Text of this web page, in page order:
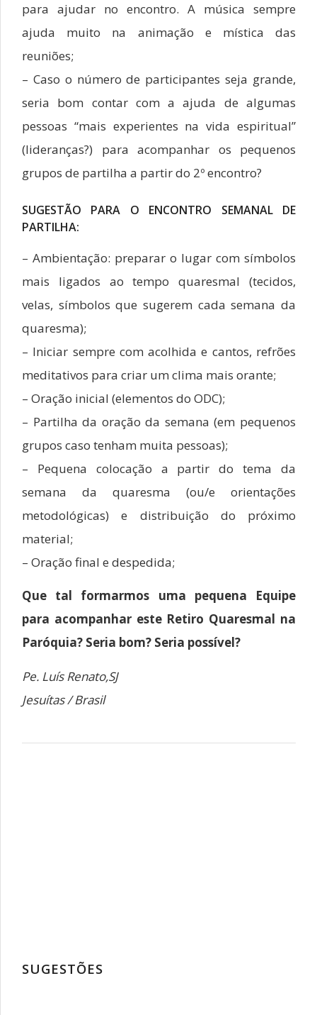
para ajudar no encontro. A música sempre
ajuda muito na animação e mística das
reuniões;
– Caso o número de participantes seja grande,
seria bom contar com a ajuda de algumas
pessoas “mais experientes na vida espiritual”
(lideranças?) para acompanhar os pequenos
grupos de partilha a partir do 2º encontro?
SUGESTÃO PARA O ENCONTRO SEMANAL DE
PARTILHA:
– Ambientação: preparar o lugar com símbolos
mais ligados ao tempo quaresmal (tecidos,
velas, símbolos que sugerem cada semana da
quaresma);
– Iniciar sempre com acolhida e cantos, refrões
meditativos para criar um clima mais orante;
– Oração inicial (elementos do ODC);
– Partilha da oração da semana (em pequenos
grupos caso tenham muita pessoas);
– Pequena colocação a partir do tema da
semana da quaresma (ou/e orientações
metodológicas) e distribuição do próximo
material;
– Oração final e despedida;
Que tal formarmos uma pequena Equipe
para acompanhar este Retiro Quaresmal na
Paróquia? Seria bom? Seria possível?
Pe. Luís Renato,SJ
Jesuítas / Brasil
SUGESTÕES